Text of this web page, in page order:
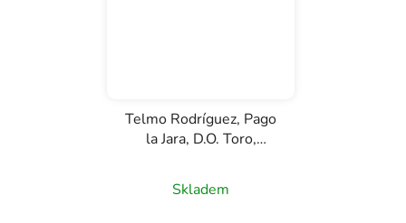
Telmo Rodríguez, Pago
la Jara, D.O. Toro,
Skladem